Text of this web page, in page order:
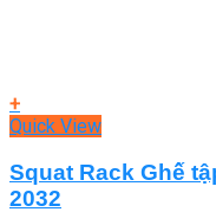
+
Quick View
Squat Rack Ghế
2032